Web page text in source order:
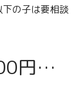
の子は要相談
円…